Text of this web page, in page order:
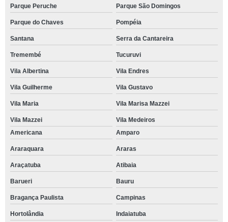
Parque Peruche Parque São Domingos
Parque do Chaves Pompéia
Santana Serra da Cantareira
Tremembé Tucuruvi
Vila Albertina Vila Endres
Vila Guilherme Vila Gustavo
Vila Maria Vila Marisa Mazzei
Vila Mazzei
Vila Medeiros
Americana
Amparo
Araraquara Araras
Araçatuba Atibaia
Barueri Bauru
Bragança Paulista Campinas
Hortolândia Indaiatuba